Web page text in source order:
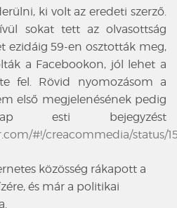
ki volt az eredeti szerző.
sokat tett az olvasottság
ezidáig 59-en osztották meg,
a Facebookon, jól lehet a
fel. Rövid nyomozásom a
első megjelenésének pedig
esti bejegyzést
#!/creacommedia/status/
közösség rákapott a
és már a politikai